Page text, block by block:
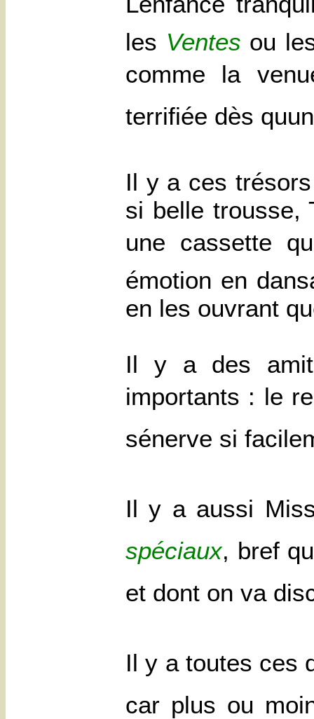
les Ventes ou
comme la
terrifiée dès
Il y a ces
si belle trousse,
une cassette
émotion en
en les ouvrant
Il y a des
importants : le
sénerve si
Il y a aussi
spéciaux, bref
et dont on va
Il y a toutes ces
car plus ou